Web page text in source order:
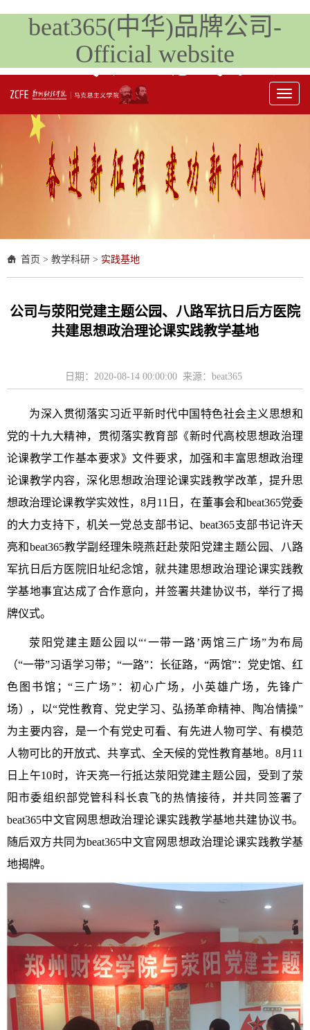
beat365(中华)品牌公司-
Official website
Toggle
首页 > 教学科研 > 实践基地
公司与荥阳党建主题公园、八路军抗日后方医院
共建思想政治理论课实践教学基地
日期：2020-08-14 00:00:00 来源：beat365
为深入贯彻落实习近平新时代中国特色社会主义思想和
党的十九大精神，贯彻落实教育部《新时代高校思想政治理
论课教学工作基本要求》文件要求，加强和丰富思想政治理
论课教学内容，深化思想政治理论课实践教学改革，提升思
想政治理论课教学实效性， 8月11日，在董事会和beat365党委
的大力支持下，机关一党总支部书记、beat365支部书记许天
亮和beat365教学副经理朱晓燕赶赴荥阳党建主题公园、八路
军抗日后方医院旧址纪念馆，就共建思想政治理论课实践教
学基地事宜达成了合作意向，并签署共建协议书，举行了揭
牌仪式。
荥阳党建主题公园以“‘一带一路’两馆三广场”为布局
（“一带”习语学习带；“一路”：长征路，“两馆”：党史馆、红
色图书馆；“三广场”：初心广场，小英雄广场，先锋广
场），以“党性教育、党史学习、弘扬革命精神、陶冶情操”
为主要内容，是一个有党史可看、有先进人物可学、有模范
人物可比的开放式、共享式、全天候的党性教育基地。8月11
日上午10时，许天亮一行抵达荥阳党建主题公园，受到了荥
阳市委组织部党管科科长袁飞的热情接待，并共同签署了
beat365中文官网思想政治理论课实践教学基地共建协议书。
随后双方共同为beat365中文官网思想政治理论课实践教学基
地揭牌。